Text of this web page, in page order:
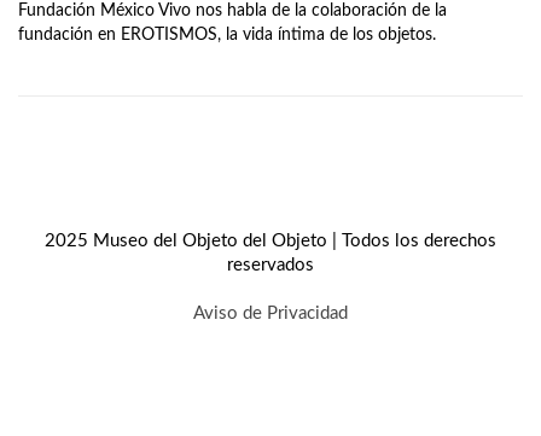
Fundación México Vivo nos habla de la colaboración de la
fundación en EROTISMOS, la vida íntima de los objetos.
2025 Museo del Objeto del Objeto | Todos los derechos
reservados
Aviso de Privacidad